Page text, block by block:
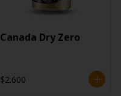
Canada Dry Zero
$2.600